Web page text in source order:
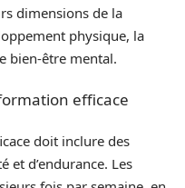
dimensions de la
physique, la
bien-être mental.
efficace
doit inclure des
et d’endurance. Les